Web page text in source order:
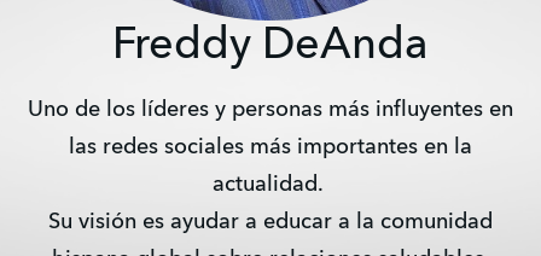
Freddy DeAnda
Uno de los líderes y personas más influyentes en
las redes sociales más importantes en la
actualidad.
Su visión es ayudar a educar a la comunidad